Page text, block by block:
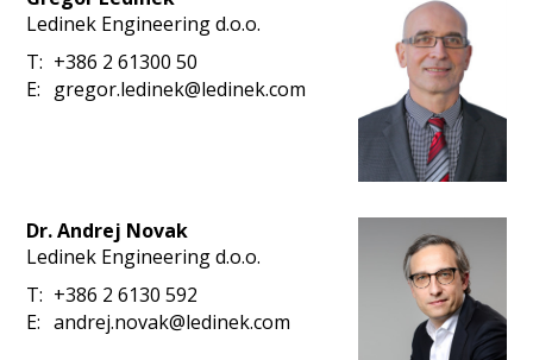
Ledinek Engineering d.o.o.
T: +386 2 61300 50
E: gregor.ledinek@ledinek.com
Dr. Andrej Novak
Ledinek Engineering d.o.o.
T: +386 2 6130 592
E: andrej.novak@ledinek.com